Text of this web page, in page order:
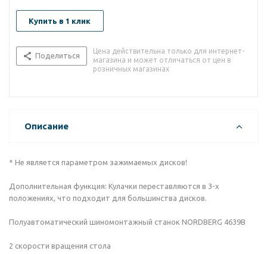
Купить в 1 клик
Поделиться
Цена действительна только для интернет-
магазина и может отличаться от цен в
розничных магазинах
Описание
* Не является параметром зажимаемых дисков!
Дополнительная функция: Кулачки переставляются в 3-х
положениях, что подходит для большинства дисков.
Полуавтоматический шиномонтажный станок NORDBERG 4639B
2 скорости вращения стола